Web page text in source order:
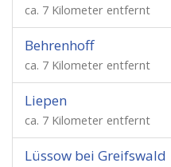
ca. 7 Kilometer entfernt
Behrenhoff
ca. 7 Kilometer entfernt
Liepen
ca. 7 Kilometer entfernt
Lüssow bei Greifswald